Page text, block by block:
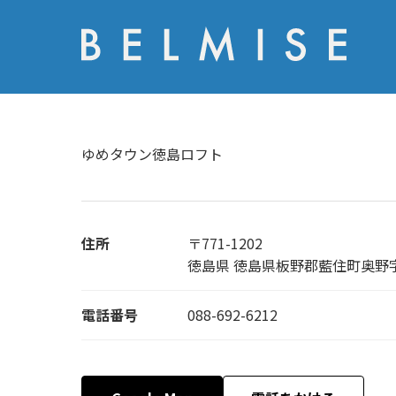
ゆめタウン徳島ロフト
住所
〒771-1202
徳島県 徳島県板野郡藍住町奥
電話番号 088-692-6212